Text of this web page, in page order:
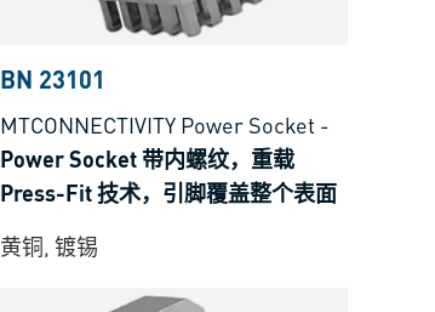
BN 23101
MTCONNECTIVITY Power Socket -
Power Socket 带内螺纹，重载
Press-Fit 技术，引脚覆盖整个表面
黄铜, 镀锡